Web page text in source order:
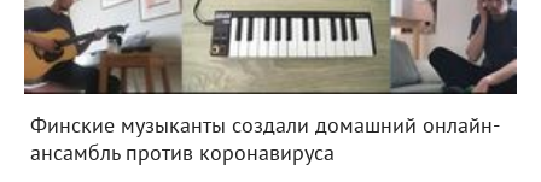
Финские музыканты создали домашний онлайн-
ансамбль против коронавируса